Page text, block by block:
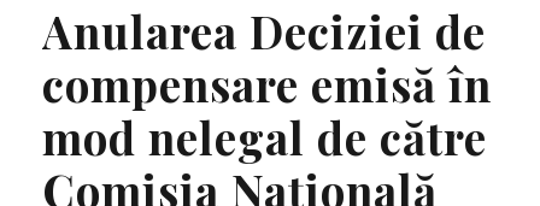
Anularea Deciziei de
compensare emisă în
mod nelegal de către
Comisia Națională